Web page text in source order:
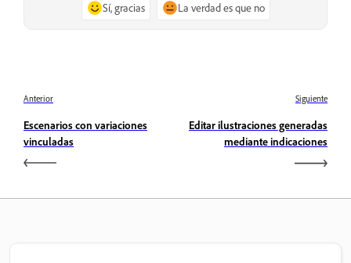
Sí, gracias La verdad es que no
Anterior
Escenarios con variaciones
vinculadas
Siguiente
Editar ilustraciones generadas
mediante indicaciones